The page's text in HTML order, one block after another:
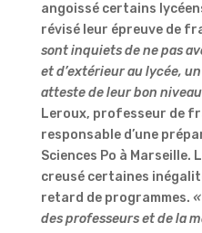
angoissé certains
révisé leur épreuve de
sont inquiets de ne pas
et d’extérieur au lycée,
atteste de leur bon
Leroux, professeur de
responsable d’une
Sciences Po à Marseille.
creusé certaines
retard de programmes.
des professeurs et de la